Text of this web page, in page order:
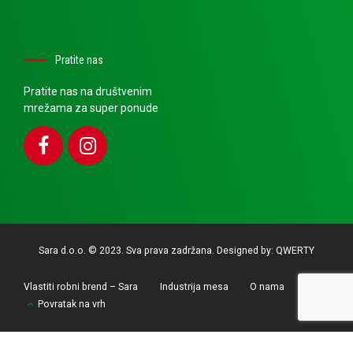
Pratite nas
Pratite nas na društvenim
mrežama za super ponude
Sara d.o.o. © 2023. Sva prava zadržana. Designed by: QWERTY
Vlastiti robni brend – Sara Industrija mesa
O nama
Povratak na vrh